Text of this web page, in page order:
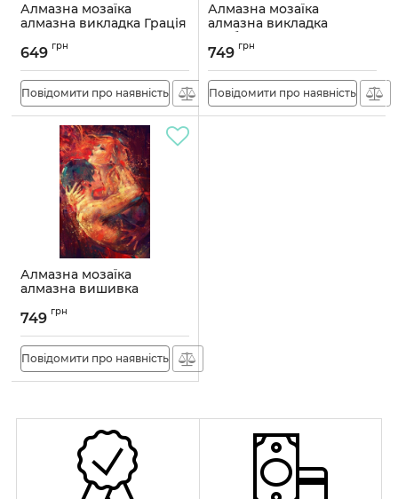
Алмазна мозаїка
алмазна викладка Грація
Артикул:
649 грн
Повідомити про наявність
Алмазна мозаїка
алмазна викладка
Зваблення 60x40
OG00759SB
Артикул:OG00759SB
749 грн
Повідомити про наявність
Алмазна мозаїка
алмазна вишивка
OG00743SB
Артикул:OG00743SB
749 грн
Повідомити про наявність